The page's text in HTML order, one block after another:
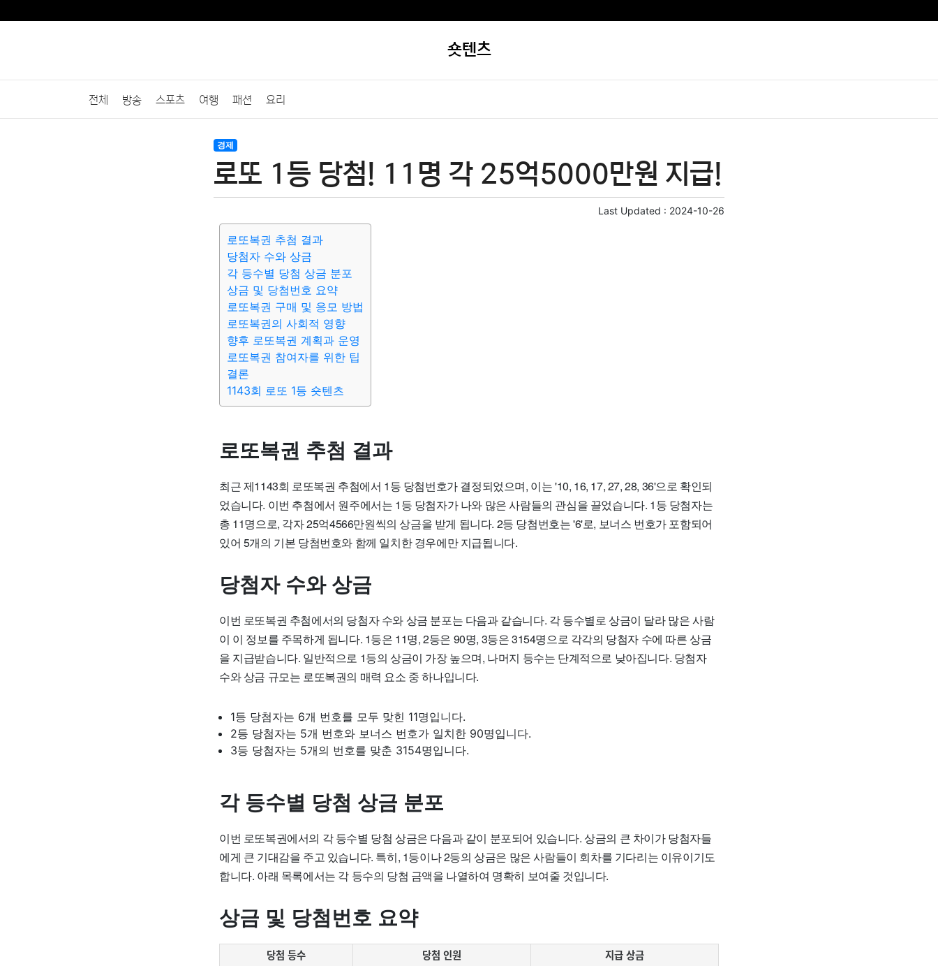
숏텐츠
전체 방송 스포츠 여행 패션 요리
경제
로또 1등 당첨! 11명 각 25억5000만원 지급!
Last Updated : 2024-10-26
로또복권 추첨 결과
당첨자 수와 상금
각 등수별 당첨 상금 분포
상금 및 당첨번호 요약
로또복권 구매 및 응모 방법
로또복권의 사회적 영향
향후 로또복권 계획과 운영
로또복권 참여자를 위한 팁
결론
1143회 로또 1등 숏텐츠
로또복권 추첨 결과
최근 제1143회 로또복권 추첨에서 1등 당첨번호가 결정되었으며, 이는 '10, 16, 17, 27, 28, 36'으로 확인되
었습니다. 이번 추첨에서 원주에서는 1등 당첨자가 나와 많은 사람들의 관심을 끌었습니다. 1등 당첨자는
총 11명으로, 각자 25억4566만원씩의 상금을 받게 됩니다. 2등 당첨번호는 '6'로, 보너스 번호가 포함되어
있어 5개의 기본 당첨번호와 함께 일치한 경우에만 지급됩니다.
당첨자 수와 상금
이번 로또복권 추첨에서의 당첨자 수와 상금 분포는 다음과 같습니다. 각 등수별로 상금이 달라 많은 사람
이 이 정보를 주목하게 됩니다. 1등은 11명, 2등은 90명, 3등은 3154명으로 각각의 당첨자 수에 따른 상금
을 지급받습니다. 일반적으로 1등의 상금이 가장 높으며, 나머지 등수는 단계적으로 낮아집니다. 당첨자
수와 상금 규모는 로또복권의 매력 요소 중 하나입니다.
1등 당첨자는 6개 번호를 모두 맞힌 11명입니다.
2등 당첨자는 5개 번호와 보너스 번호가 일치한 90명입니다.
3등 당첨자는 5개의 번호를 맞춘 3154명입니다.
각 등수별 당첨 상금 분포
이번 로또복권에서의 각 등수별 당첨 상금은 다음과 같이 분포되어 있습니다. 상금의 큰 차이가 당첨자들
에게 큰 기대감을 주고 있습니다. 특히, 1등이나 2등의 상금은 많은 사람들이 회차를 기다리는 이유이기도
합니다. 아래 목록에서는 각 등수의 당첨 금액을 나열하여 명확히 보여줄 것입니다.
상금 및 당첨번호 요약
당첨 등수 당첨 인원
지급 상금